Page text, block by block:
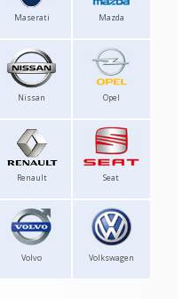
Maserati Mazda
Nissan Opel
Renault Seat
Volvo Volkswagen